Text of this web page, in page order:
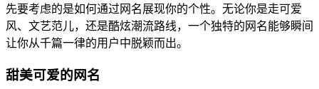
先要考虑的是如何通过网名展现你的个性。无论你是走可爱
风、文艺范儿，还是酷炫潮流路线，一个独特的网名能够瞬间
让你从千篇一律的用户中脱颖而出。
甜美可爱的网名